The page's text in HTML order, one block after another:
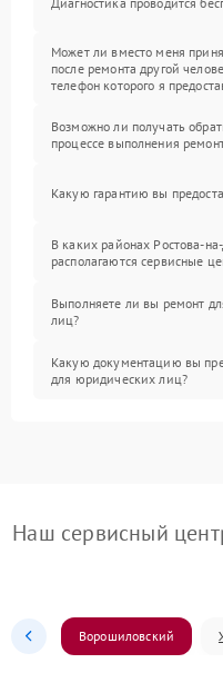
Может ли вместо меня
после ремонта другой
телефон которого я
Возможно ли получать
процессе выполнения
Какую гарантию вы
В каких районах Ростова-
располагаются сервисные
Выполняете ли вы ремонт
лиц?
Какую документацию вы
для юридических лиц?
Наш сервисный
Ворошиловский